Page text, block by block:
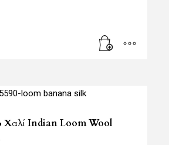
Χαλί Indian Loom Wool